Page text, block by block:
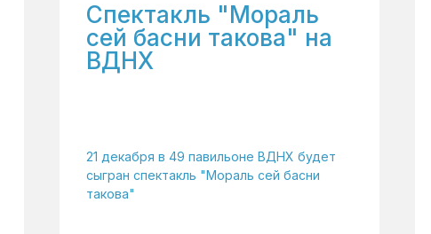
Спектакль "Мораль
сей басни такова" на
ВДНХ
21 декабря в 49 павильоне ВДНХ будет
сыгран спектакль "Мораль сей басни
такова"